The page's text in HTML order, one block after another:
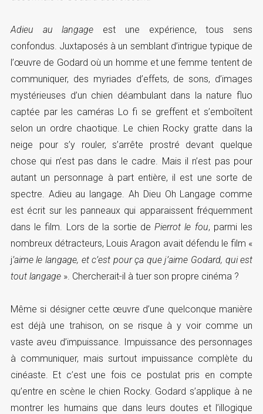
Adieu au langage est une expérience, tous sens
confondus. Juxtaposés à un semblant d’intrigue typique de
l’œuvre de Godard où un homme et une femme tentent de
communiquer, des myriades d’effets, de sons, d’images
mystérieuses d’un chien déambulant dans la nature fluo
captée par les caméras Lo fi se greffent et s’emboîtent
selon un ordre chaotique. Le chien Rocky gratte dans la
neige pour s’y rouler, s’arrête prostré devant quelque
chose qui n’est pas dans le cadre. Mais il n’est pas pour
autant un personnage à part entière, il est une sorte de
spectre. Adieu au langage. Ah Dieu Oh Langage comme
est écrit sur les panneaux qui apparaissent fréquemment
dans le film. Lors de la sortie dePierrot le fou, parmi les
nombreux détracteurs, Louis Aragon avait défendu le film «
j’aime le langage, et c’est pour ça que j’aime Godard, qui est
tout langage». Chercherait-il à tuer son propre cinéma ?
Même si désigner cette œuvre d’une quelconque manière
est déjà une trahison, on se risque à y voir comme un
vaste aveu d’impuissance. Impuissance des personnages
à communiquer, mais surtout impuissance complète du
cinéaste. Et c’est une fois ce postulat pris en compte
qu’entre en scène le chien Rocky. Godard s’applique à ne
montrer les humains que dans leurs doutes et l’illogique